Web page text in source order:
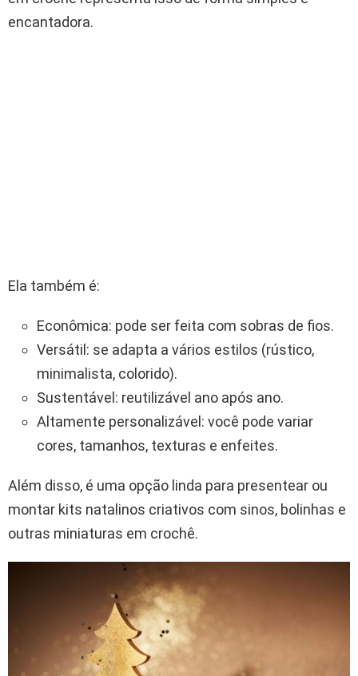
encantadora.
Ela também é:
Econômica: pode ser feita com sobras de fios.
Versátil: se adapta a vários estilos (rústico,
minimalista, colorido).
Sustentável: reutilizável ano após ano.
Altamente personalizável: você pode variar
cores, tamanhos, texturas e enfeites.
Além disso, é uma opção linda para presentear ou
montar kits natalinos criativos com sinos, bolinhas e
outras miniaturas em crochê.